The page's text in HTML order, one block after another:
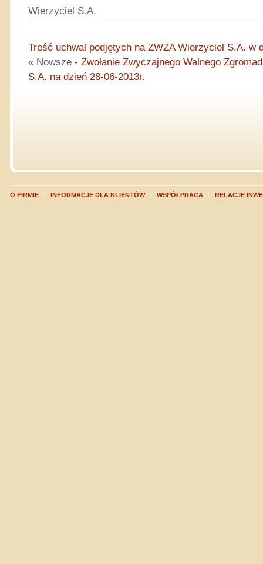
Wierzyciel S.A.
Treść uchwał podjętych na ZWZA Wierzyciel S.A. w
« Nowsze - Zwołanie Zwyczajnego Walnego
S.A. na dzień 28-06-2013r.
O FIRMIE INFORMACJE DLA KLIENTÓW WSPÓŁPRACA RELACJE